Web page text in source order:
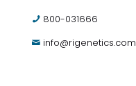
800-031666
info@rigenetics.com